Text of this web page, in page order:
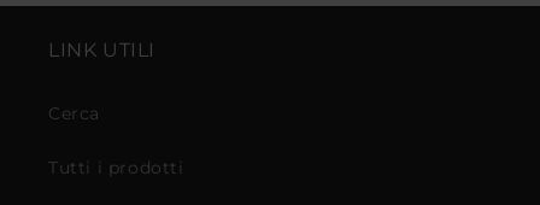
LINK UTILI
Cerca
Tutti i prodotti